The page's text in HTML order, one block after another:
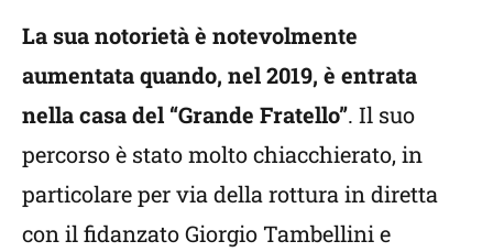
La sua notorietà è notevolmente
aumentata quando, nel 2019, è entrata
nella casa del “Grande Fratello”. Il suo
percorso è stato molto chiacchierato, in
particolare per via della rottura in diretta
con il fidanzato Giorgio Tambellini e